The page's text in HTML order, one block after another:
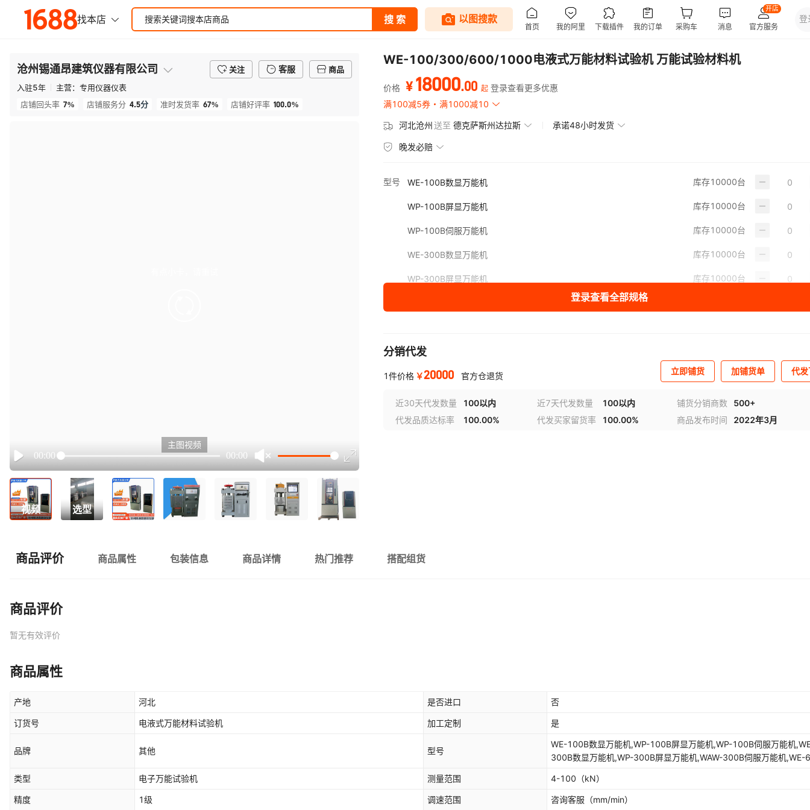
沧州锡通昂建筑仪器有限公司 关注 客服
商品
入驻5年 主营： 专用仪器仪表
店铺回头率 7% 店铺服务分 4.5分 准时发货率 67% 店铺好评率 100.0%
Play
00:00 00:00
主图视频
视频 选型
WE-100/300/600/1000电液式万能材料试验机 万能试验材料机
价格 ¥18000.00 起 登录查看更多优惠
满100减5券
满1000减10
河北沧州送至 德克萨斯州达拉斯 承诺48小时发货
晚发必赔
型号 WE-100B数显万能机 库存10000台
WP-100B屏显万能机 库存10000台
WP-100B伺服万能机 库存10000台
WE-300B数显万能机 库存10000台
WP-300B屏显万能机 库存10000台
WP-600B屏显万能机
WAW-600B伺服万能机 库存 10000台
WE-1000B数显万能机 库存10000台
WP-1000B屏显万能机 库存10000台
登录查看全部规格
分销代发
1件价格 ￥20000 官方仓退货 立即铺货 加铺货单 代
近30天代发数量 100以内 近7天代发数量 100以内 铺货分销商数
500+
代发品质达标率
100.00% 代发买家留货率 100.00% 商品发布时间 2022年3月
商品评价 商品属性 包装信息 商品详情 热门推荐 搭配组货
商品评价
暂无有效评价
商品属性
产地 河北 是否进口 否
订货号 电液式万能材料试验机 加工定制 是
品牌 其他 型号
WE-100B数显万能机,WP-100B屏显万能机,WP-100B伺服万能机
300B数显万能机,WP-300B屏显万能机,WAW-300B伺服万能机,WE-
万能机,WP-1000B屏显万能机,WAW-1000B伺服万能机,WAW-
线万能机
类型 电子万能试验机 测量范围 4-100 （kN）
精度 1级 调速范围 咨询客服 （mm/min）